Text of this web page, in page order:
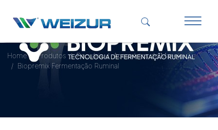
Home Produtos Pecuária
Acessórios de Manejo
Biopremix Fermentação Ruminal